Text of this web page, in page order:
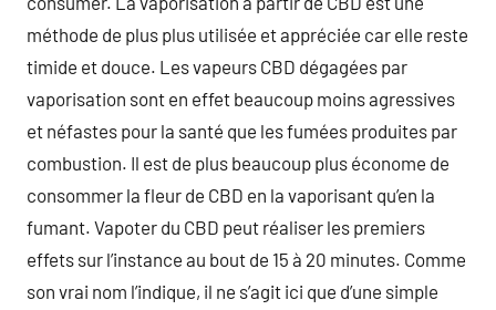
méthode de plus plus utilisée et appréciée car elle reste
timide et douce. Les vapeurs CBD dégagées par
vaporisation sont en effet beaucoup moins agressives
et néfastes pour la santé que les fumées produites par
combustion. Il est de plus beaucoup plus économe de
consommer la fleur de CBD en la vaporisant qu’en la
fumant. Vapoter du CBD peut réaliser les premiers
effets sur l’instance au bout de 15 à 20 minutes. Comme
son vrai nom l’indique, il ne s’agit ici que d’une simple